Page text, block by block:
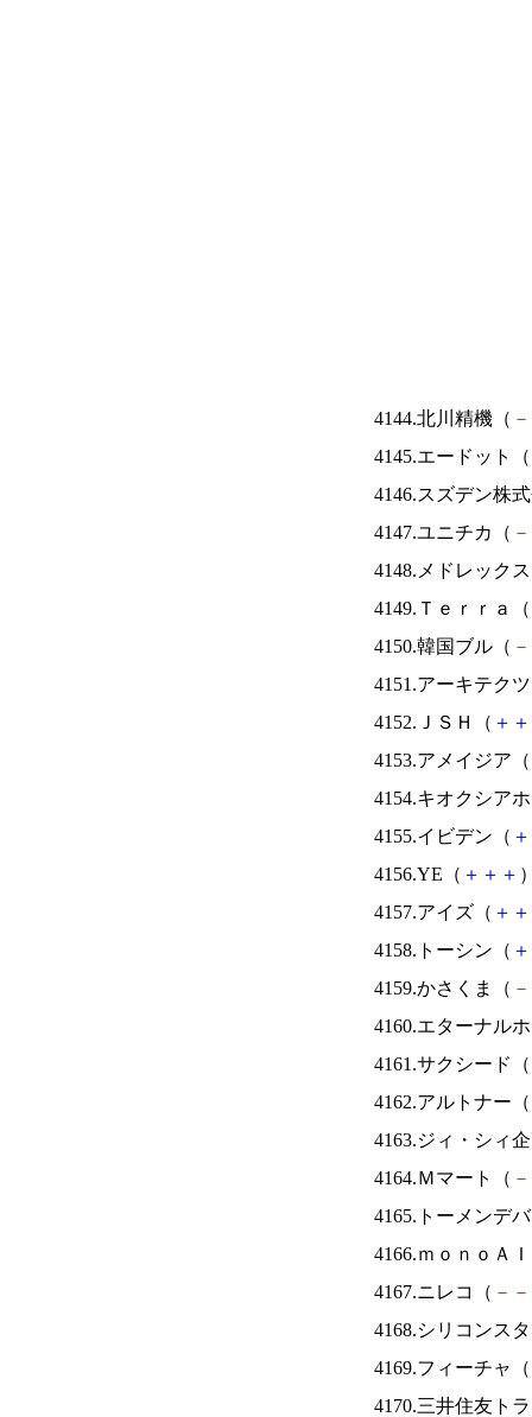
4144.北川精機（ －
4145.エードット（
4146.スズデン株
4147.ユニチカ（ －
4148.メドレック
4149.Ｔｅｒｒａ（
4150.韓国ブル（ －
4151.アーキテク
4152.ＪＳＨ（ ＋ ＋
4153.アメイジア（
4154.キオクシア
4155.イビデン（ ＋
4156.YE（ ＋ ＋ ＋
4157.アイズ（ ＋ ＋
4158.トーシン（ ＋
4159.かさくま（ －
4160.エターナル
4161.サクシード（
4162.アルトナー（
4163.ジィ・シィ
4164.Ｍマート（ －
4165.トーメンデ
4166.ｍｏｎｏＡ
4167.ニレコ（ － －
4168.シリコンス
4169.フィーチャ（
4170.三井住友ト